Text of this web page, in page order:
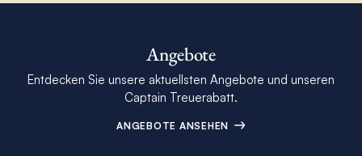
Angebote
Entdecken Sie unsere aktuellsten Angebote und unseren
Captain Treuerabatt.
ANGEBOTE ANSEHEN